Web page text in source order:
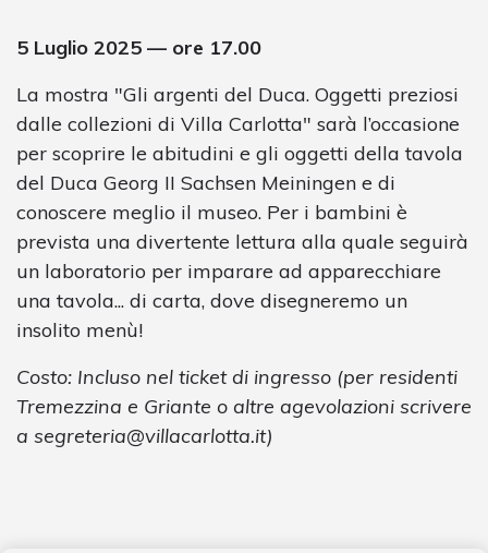
5 Luglio 2025 — ore 17.00
La mostra "Gli argenti del Duca. Oggetti preziosi
dalle collezioni di Villa Carlotta" sarà l’occasione
per scoprire le abitudini e gli oggetti della tavola
del Duca Georg II Sachsen Meiningen e di
conoscere meglio il museo. Per i bambini è
prevista una divertente lettura alla quale seguirà
un laboratorio per imparare ad apparecchiare
una tavola... di carta, dove disegneremo un
insolito menù!
Costo: Incluso nel ticket di ingresso (per residenti
Tremezzina e Griante o altre agevolazioni scrivere
a segreteria@villacarlotta.it)